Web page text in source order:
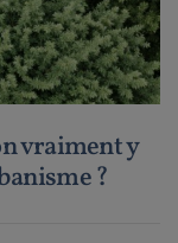
vraiment y
?